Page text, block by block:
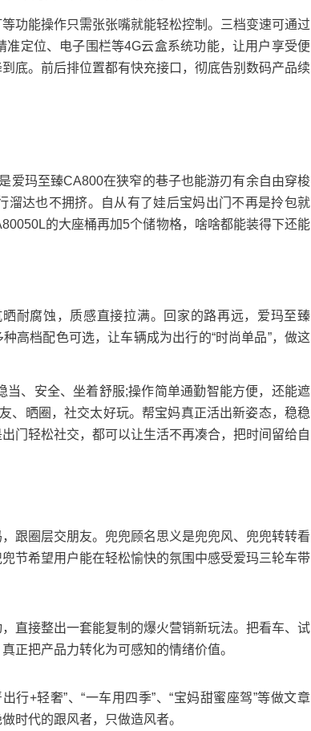
能操作只需张张嘴就能轻松控制。三档变速可通过
定位、电子围栏等4G云盒系统功能，让用户享受便
底。前后排位置都有快充接口，彻底告别数码产品续
玛至臻CA800在狭窄的巷子也能游刃有余自由穿梭
溜达也不拥挤。自从有了娃后宝妈出门不再是拎包就
的大座桶再加5个储物格，啥啥都能装得下还能
腐蚀，质感直接拉满。回家的路再远，爱玛至臻
高档配色可选，让车辆成为出行的“时尚单品”，做这
、安全、坐着舒服;操作简单通勤智能方便，还能遮
、晒圈，社交太好玩。帮宝妈真正活出新姿态，稳稳
门轻松社交，都可以让生活不再凑合，把时间留给自
圈层交朋友。兜兜顾名思义是兜兜风、兜兜转转看
节希望用户能在轻松愉快的氛围中感受爱玛三轮车带
接整出一套能复制的爆火营销新玩法。把看车、试
正把产品力转化为可感知的情绪价值。
+轻奢”、“一车用四季”、“宝妈甜蜜座驾”等做文章
时代的跟风者，只做造风者。